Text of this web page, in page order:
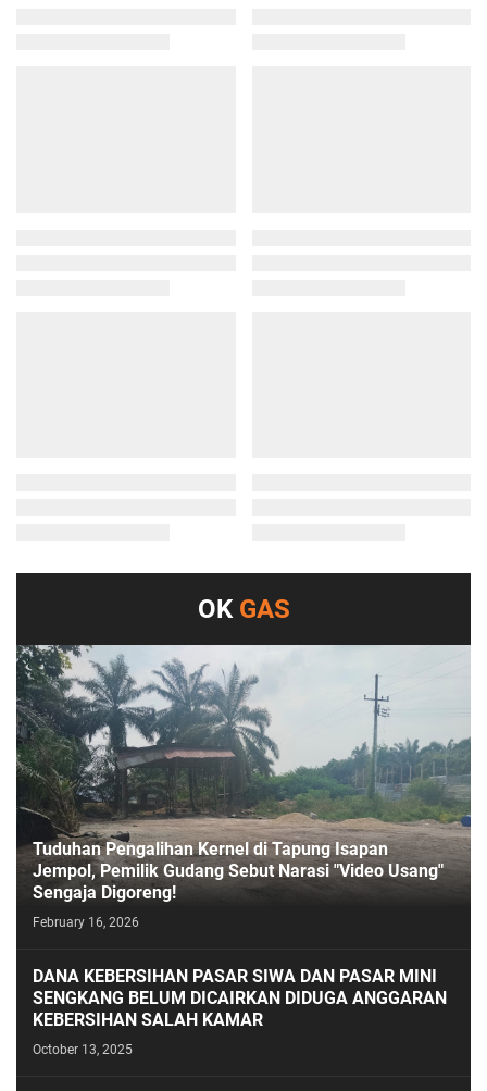
OK GAS
Tuduhan Pengalihan Kernel di Tapung Isapan
Jempol, Pemilik Gudang Sebut Narasi "Video Usang"
Sengaja Digoreng!
February 16, 2026
DANA KEBERSIHAN PASAR SIWA DAN PASAR MINI
SENGKANG BELUM DICAIRKAN DIDUGA ANGGARAN
KEBERSIHAN SALAH KAMAR
October 13, 2025